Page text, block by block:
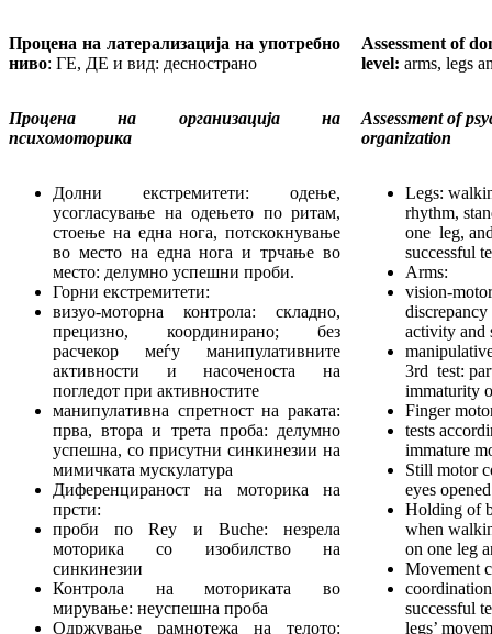
Процена на латерализација на употребно
ниво: ГЕ, ДЕ и вид: деснострано
Assessment of
level: arms, legs
Процена на организација на
психомоторика
Assessment of
organization
Долни екстремитети: одење,
усогласување на одењето по ритам,
стоење на една нога, потскокнување
во место на една нога и трчање во
место: делумно успешни проби.
Горни екстремитети:
визуо-моторна контрола: складно,
прецизно, координирано; без
расчекор меѓу манипулативните
активности и насоченоста на
погледот при активностите
манипулативна спретност на раката:
прва, втора и трета проба: делумно
успешна, со присутни синкинезии на
мимичката мускулатура
Диференцираност на моторика на
прсти:
проби по Rey и Buche: незрела
моторика со изобилство на
синкинезии
Контрола на моториката во
мирување: неуспешна проба
Одржување рамнотежа на телото:
Legs:
rhythm,
one leg,
successful
Arms:
vision-
activity and
3rd test:
immaturity
Finger
tests
immature
Still motor
eyes
Holding of
when
on one leg
Movement
successful
legs’